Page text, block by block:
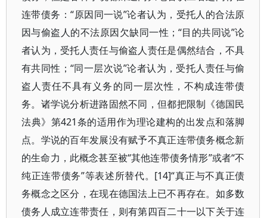
连带债务：“原因同一说”论者认为，受托人的合法原
因与偷盗人的不法原因欠缺同一性；“目的共同说”论
者认为，受托人责任与偷盗人责任是偶然结合，不具
有共同性；“同一层次说”论者认为，受托人责任与偷
盗人责任不具有义务的同一层次性，不构成连带债
务。诸学说分析进路固然不同，但都把限制《德国民
法典》第421条的适用作为理论建构的出发点和落脚
点。学说的百年发展没有赋予不真正连带债务概念新
的生命力，此概念甚至被“其他连带债务情形”或者“不
纯正连带债务”等表述所替代。[14]“真正与不真正债
务概念之区分，在现在德国法上已不再存在。如多数
债务人成立连带责任，则有第四百二十一以下关于连